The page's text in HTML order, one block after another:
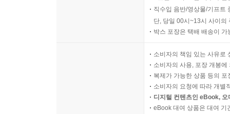
직수입 음반/영상물/기프트
단, 당일 00시~13시 사이의
박스 포장은 택배 배송이
소비자의 책임 있는 사유로
소비자의 사용, 포장 개봉
복제가 가능한 상품 등의
소비자의 요청에 따라 개별
디지털 컨텐츠인 eBook,
eBook 대여 상품은 대여 기